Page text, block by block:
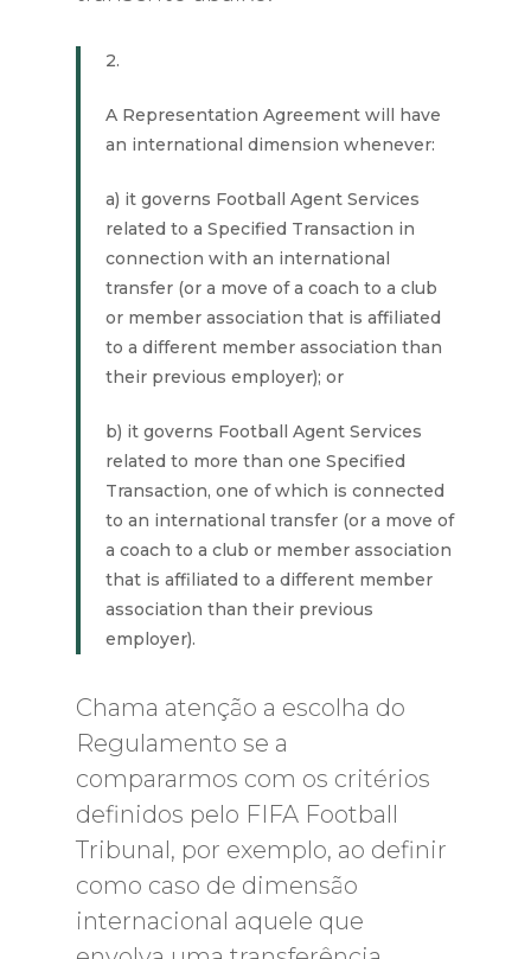
2.
A Representation Agreement will have
an international dimension whenever:
a) it governs Football Agent Services
related to a Specified Transaction in
connection with an international
transfer (or a move of a coach to a club
or member association that is affiliated
to a different member association than
their previous employer); or
b) it governs Football Agent Services
related to more than one Specified
Transaction, one of which is connected
to an international transfer (or a move of
a coach to a club or member association
that is affiliated to a different member
association than their previous
employer).
Chama atenção a escolha do
Regulamento se a
compararmos com os critérios
definidos pelo FIFA Football
Tribunal, por exemplo, ao definir
como caso de dimensão
internacional aquele que